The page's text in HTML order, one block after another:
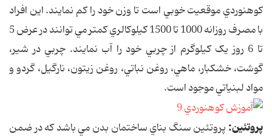
کوهنوردي موقعيت خوبي است تا وزن خود را کم نمايند. اين افراد
با مصرف روزانه 1000 تا 1500 کيلوکالري کمتر مي توانند در عرض 5
تا 6 روز يک کيلوگرم از چربي خود را آب نمايند. چربي در شير،
گوشت، خشکبار، ماهي، روغن نباتي، روغن زيتون، نارگيل، گردو و
مواد لبنياتي موجود است.
پروتئين: پروتئين سنگ بناي ساختمان بدن مي باشد که در ضمن